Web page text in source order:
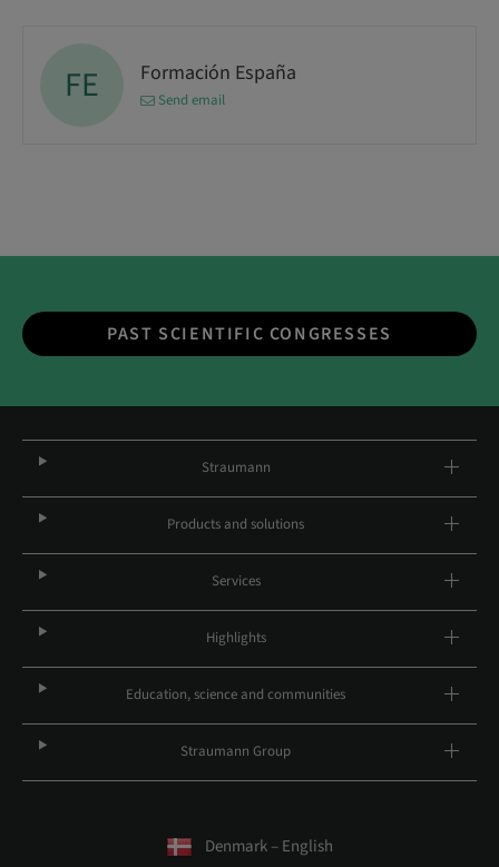
FE Formación España
Send email
PAST SCIENTIFIC CONGRESSES
Straumann
Products and solutions
Services
Highlights
Education, science and communities
Straumann Group
Denmark – English